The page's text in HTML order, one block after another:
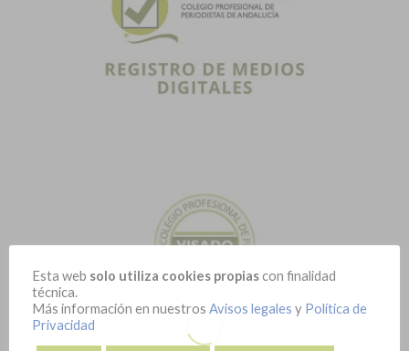
Esta web solo utiliza cookies propiascon finalidad
técnica.
Más información en nuestros Avisos legales y Política de
Privacidad